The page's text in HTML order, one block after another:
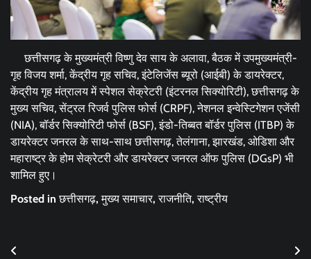
छत्तीसगढ़ के मुख्यमंत्री विष्णु देव साय के अलावा, बैठक में उपमुख्यमंत्री-
गृह विजय शर्मा, केंद्रीय गृह सचिव, इंटेलिजेंस ब्यूरो (आईबी) के डायरेक्टर,
केंद्रीय गृह मंत्रालय में स्पेशल सेक्रेटरी (इंटरनल सिक्योरिटी), छत्तीसगढ़ के
मुख्य सचिव, सेंट्रल रिजर्व पुलिस फोर्स (CRPF), नेशनल इन्वेस्टिगेशन एजेंसी
(NIA), बॉर्डर सिक्योरिटी फोर्स (BSF), इंडो-तिब्बत बॉर्डर पुलिस (ITBP) के
डायरेक्टर जनरल के साथ-साथ छत्तीसगढ़, तेलंगाना, झारखंड, ओडिशा और
महाराष्ट्र के होम सेक्रेटरी और डायरेक्टर जनरल ऑफ पुलिस (DGsP) भी
शामिल हुए।
Posted inछत्तीसगढ़,मुख्य समाचार,राजनीति,राष्ट्रीय
Post